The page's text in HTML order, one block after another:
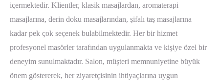
içermektedir. Klientler, klasik masajlardan, aromaterapi
masajlarına, derin doku masajlarından, şifalı taş masajlarına
kadar pek çok seçenek bulabilmektedir. Her bir hizmet
profesyonel masörler tarafından uygulanmakta ve kişiye özel bir
deneyim sunulmaktadır. Salon, müşteri memnuniyetine büyük
önem göstererek, her ziyaretçisinin ihtiyaçlarına uygun